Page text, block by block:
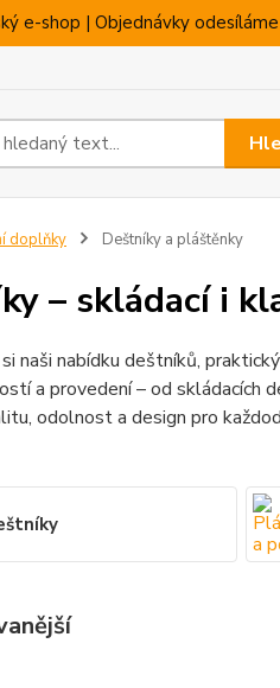
e-shop | Objednávky
doplňky Deštníky a pláštěnky
– skládací i
naši nabídku deštníků,
a provedení – od skládacích
odolnost a design pro